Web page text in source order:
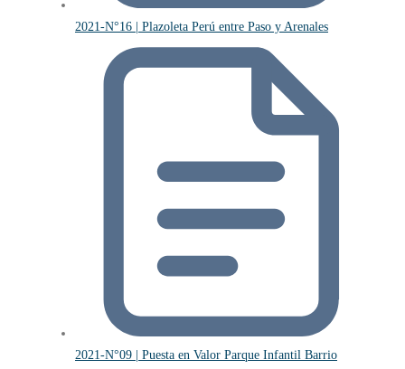
2021-N°16 | Plazoleta Perú entre Paso y Arenales
2021-N°09 | Puesta en Valor Parque Infantil Barrio